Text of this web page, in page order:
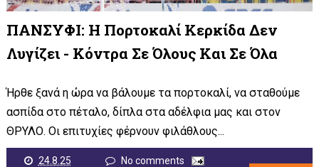
ΠΑΝΣΥΦΙ: Η Πορτοκαλί Κερκίδα Δεν
Λυγίζει - Κόντρα Σε Όλους Και Σε Όλα
Ήρθε ξανά η ώρα να βάλουμε τα πορτοκαλί, να σταθούμε
ασπίδα στο πέταλο, δίπλα στα αδέλφια μας και στον
ΘΡΥΛΟ. Οι επιτυχίες φέρνουν φιλάθλους...
24.8.25
No comments